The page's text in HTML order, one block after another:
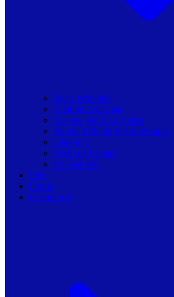
Toate articolele
Viziune de primar
Resurse pentru primarii
Politici Urbane & Guvernanta
Dialoguri
Profil de Primar
Podcast-uri
Stiri
Oferte
Despre noi